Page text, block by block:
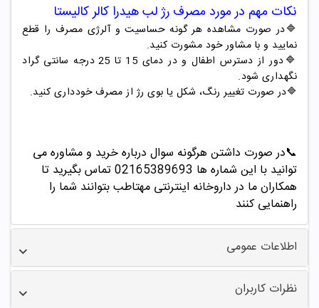
نکات مهم در مورد مصرف رژ لبهیدرا کالرکالیستا
🔷در صورت مشاهده هر گونه حساسیت و آلرژی مصرف را قطع
نمایید و با مشاور خود مشورت کنید.
🔷دور از دسترس اطفال و در دمای 15 تا 25 درجه سانتی گراد
نگهداری شود.
🔷در صورت تغییر رنگ، شکل یا بوی رژ از مصرف خودداری کنید.
📞در صورت داشتن هرگونه سوال درباره خرید و مشاوره می
توانید با این شماره ها 02165389693
تماس بگیرید تا
همکاران ما در داروخانه اینترنتی مهتاطب بتوانند شما را
راهنمایی کنند
اطلاعات عمومی
نظرات کاربران